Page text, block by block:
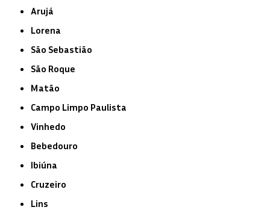
Arujá
Lorena
São Sebastião
São Roque
Matão
Campo Limpo Paulista
Vinhedo
Bebedouro
Ibiúna
Cruzeiro
Lins